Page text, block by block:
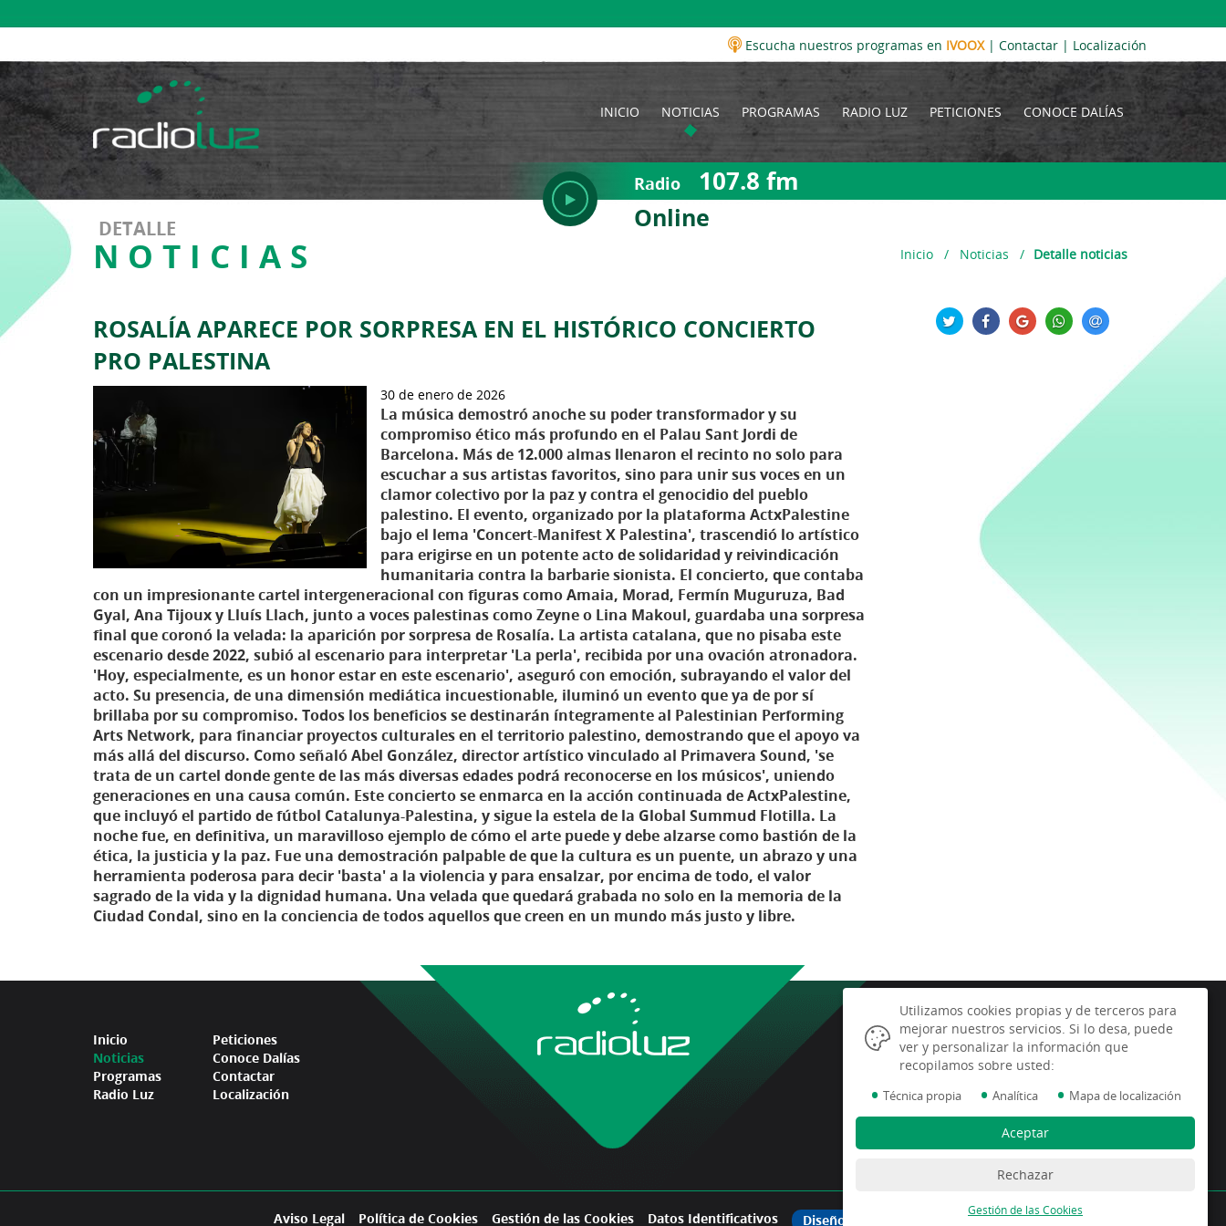
Escucha nuestros programas en IVOOX| Contactar | Localización
INICIO NOTICIAS PROGRAMAS RADIO LUZ PETICIONES CONOCE DALÍAS
Radio 107.8 fm
Online
DETALLE
NOTICIAS Inicio / Noticias / Detalle noticias
ROSALÍA APARECE POR SORPRESA EN EL HISTÓRICO CONCIERTO
PRO PALESTINA
30 de enero de 2026
La música demostró anoche su poder transformador y su
compromiso ético más profundo en el Palau Sant Jordi de
Barcelona. Más de 12.000 almas llenaron el recinto no solo para
escuchar a sus artistas favoritos, sino para unir sus voces en un
clamor colectivo por la paz y contra el genocidio del pueblo
palestino. El evento, organizado por la plataforma ActxPalestine
bajo el lema 'Concert-Manifest X Palestina', trascendió lo artístico
para erigirse en un potente acto de solidaridad y reivindicación
humanitaria contra la barbarie sionista. El concierto, que contaba
con un impresionante cartel intergeneracional con figuras como Amaia, Morad, Fermín Muguruza, Bad
Gyal, Ana Tijoux y Lluís Llach, junto a voces palestinas como Zeyne o Lina Makoul, guardaba una sorpresa
final que coronó la velada: la aparición por sorpresa de Rosalía. La artista catalana, que no pisaba este
escenario desde 2022, subió al escenario para interpretar 'La perla', recibida por una ovación atronadora.
'Hoy, especialmente, es un honor estar en este escenario', aseguró con emoción, subrayando el valor del
acto. Su presencia, de una dimensión mediática incuestionable, iluminó un evento que ya de por sí
brillaba por su compromiso. Todos los beneficios se destinarán íntegramente al Palestinian Performing
Arts Network, para financiar proyectos culturales en el territorio palestino, demostrando que el apoyo va
más allá del discurso. Como señaló Abel González, director artístico vinculado al Primavera Sound, 'se
trata de un cartel donde gente de las más diversas edades podrá reconocerse en los músicos', uniendo
generaciones en una causa común. Este concierto se enmarca en la acción continuada de ActxPalestine,
que incluyó el partido de fútbol Catalunya-Palestina, y sigue la estela de la Global Summud Flotilla. La
noche fue, en definitiva, un maravilloso ejemplo de cómo el arte puede y debe alzarse como bastión de la
ética, la justicia y la paz. Fue una demostración palpable de que la cultura es un puente, un abrazo y una
herramienta poderosa para decir 'basta' a la violencia y para ensalzar, por encima de todo, el valor
sagrado de la vida y la dignidad humana. Una velada que quedará grabada no solo en la memoria de la
Ciudad Condal, sino en la conciencia de todos aquellos que creen en un mundo más justo y libre.
Inicio
Noticias
Programas
Radio Luz
Peticiones
Conoce Dalías
Contactar
Localización
Latitud Sur S.C.
Plaza de la Constitución, nº 9 - 1ª
04750, Dalías (Almería)
Telf.:(+34) 950 49 40 40
info@radioluzdalias.com
Aviso Legal Política de Cookies Gestión de las Cookies Datos Identificativos Diseño Web IndalWeb
Utilizamos cookies propias y de terceros para
mejorar nuestros servicios. Si lo desa, puede
ver y personalizar la información que
recopilamos sobre usted:
• Técnica propia • Analítica • Mapa de localización
Aceptar
Rechazar
Gestión de las Cookies